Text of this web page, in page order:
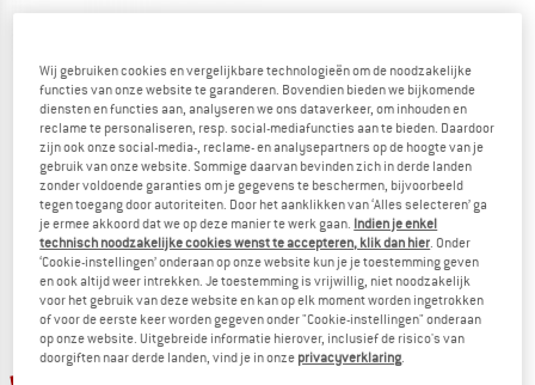
JULBO
Renegade Polarized S3
Zonnebril
€ 134,95€ 107,96
5,0(2)
ALPINA
Sonic HR QV Mirror Cat. 1-3
Fietsbril
€ 179,95 € 143,96
5,0(5)
Wij gebruiken cookies en vergelijkbare technologieën om de noodzakelijke
functies van onze website te garanderen. Bovendien bieden we bijkomende
diensten en functies aan, analyseren we ons dataverkeer, om inhouden en
reclame te personaliseren, resp. social-mediafuncties aan te bieden. Daardoor
zijn ook onze social-media-, reclame- en analysepartners op de hoogte van je
gebruik van onze website. Sommige daarvan bevinden zich in derde landen
zonder voldoende garanties om je gegevens te beschermen, bijvoorbeeld
tegen toegang door autoriteiten. Door het aanklikken van ‘Alles selecteren’ ga
je ermee akkoord dat we op deze manier te werk gaan. Indien je enkel
technisch noodzakelijke cookies wenst te accepteren, klik dan hier . Onder
‘Cookie-instellingen’ onderaan op onze website kun je je toestemming geven
en ook altijd weer intrekken. Je toestemming is vrijwillig, niet noodzakelijk
voor het gebruik van deze website en kan op elk moment worden ingetrokken
of voor de eerste keer worden gegeven onder "Cookie-instellingen" onderaan
op onze website. Uitgebreide informatie hierover, inclusief de risico's van
doorgiften naar derde landen, vind je in onze privacyverklaring